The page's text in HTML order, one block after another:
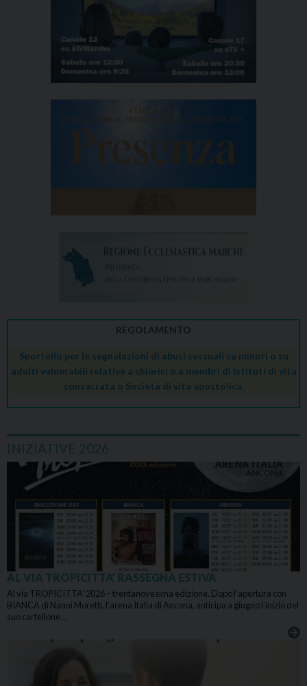
REGOLAMENTO
Sportello per le segnalazioni di abusi sessuali su minori o su
adulti vulnerabili relative a chierici o a membri di Istituti di vita
consacrata o Società di vita apostolica.
INIZIATIVE 2026
AL VIA TROPICITTA’ RASSEGNA ESTIVA
Al via TROPICITTA’ 2026 – trentanovesima edizione. Dopo l’apertura con
BIANCA di Nanni Moretti, l’arena Italia di Ancona, anticipa a giugno l’inizio del
suo cartellone…